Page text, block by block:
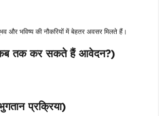
भविष्य की नौकरियों में बेहतर अवसर मिलते हैं।
तक कर सकते हैं आवेदन?)
प्रक्रिया)